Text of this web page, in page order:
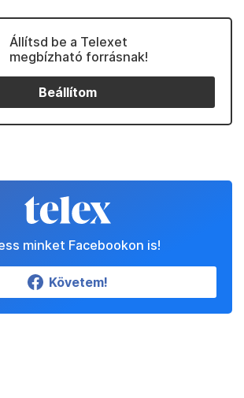
Állítsd be a Telexet
megbízható forrásnak!
Beállítom
minket Facebookon is!
Követem!